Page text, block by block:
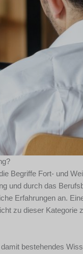
Begriffe Fort- und
und durch das
Erfahrungen an.
zu dieser Kategorie
bestehendes